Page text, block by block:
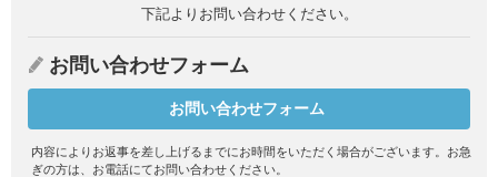
下記よりお問い合わせください。
お問い合わせフォーム
お問い合わせフォーム
内容によりお返事を差し上げるまでにお時間をいただく場合がございます。 お急
ぎの方は、お電話にてお問い合わせください。